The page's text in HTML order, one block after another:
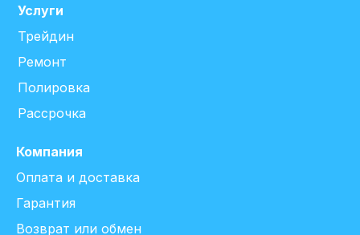
Услуги
Трейдин
Ремонт
Полировка
Рассрочка
Компания
Оплата и доставка
Возврат или обмен
Гарантия